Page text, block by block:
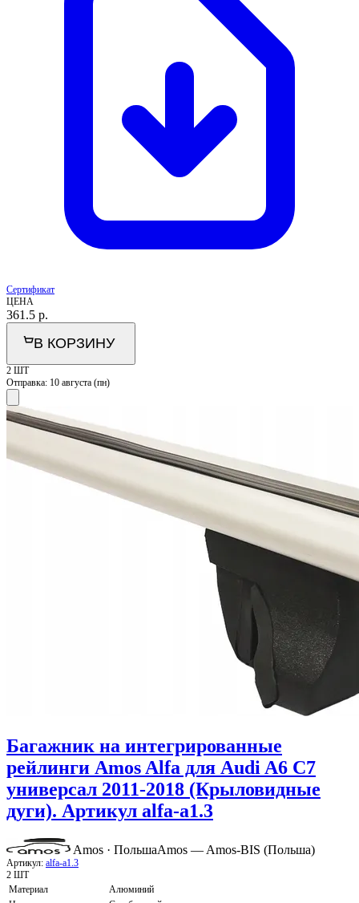
Сертификат
ЦЕНА
361.5 р.
В КОРЗИНУ
2 ШТ
Отправка: 10 августа (пн)
Багажник на интегрированные
рейлинги Amos Alfa для Audi A6 C7
универсал 2011-2018 (Крыловидные
дуги). Артикул alfa-a1.3
Amos · ПольшаAmos — Amos-BIS (Польша)
Артикул: alfa-a1.3
2 ШТ
Материал
Алюминий